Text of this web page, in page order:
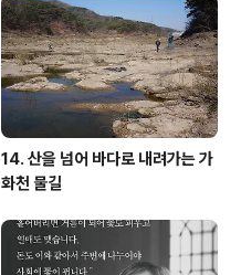
14. 산을 넘어 바다로 내려가는 가
화천 물길